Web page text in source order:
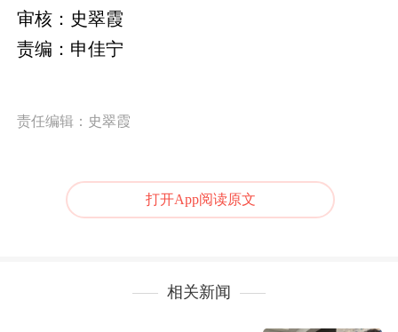
审核：史翠霞
责编：申佳宁
责任编辑：史翠霞
打开App阅读原文
相关新闻